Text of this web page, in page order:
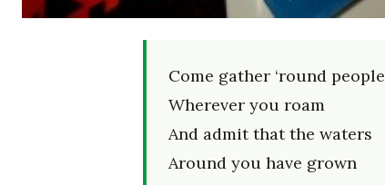
Come gather ‘round people
Wherever you roam
And admit that the waters
Around you have grown